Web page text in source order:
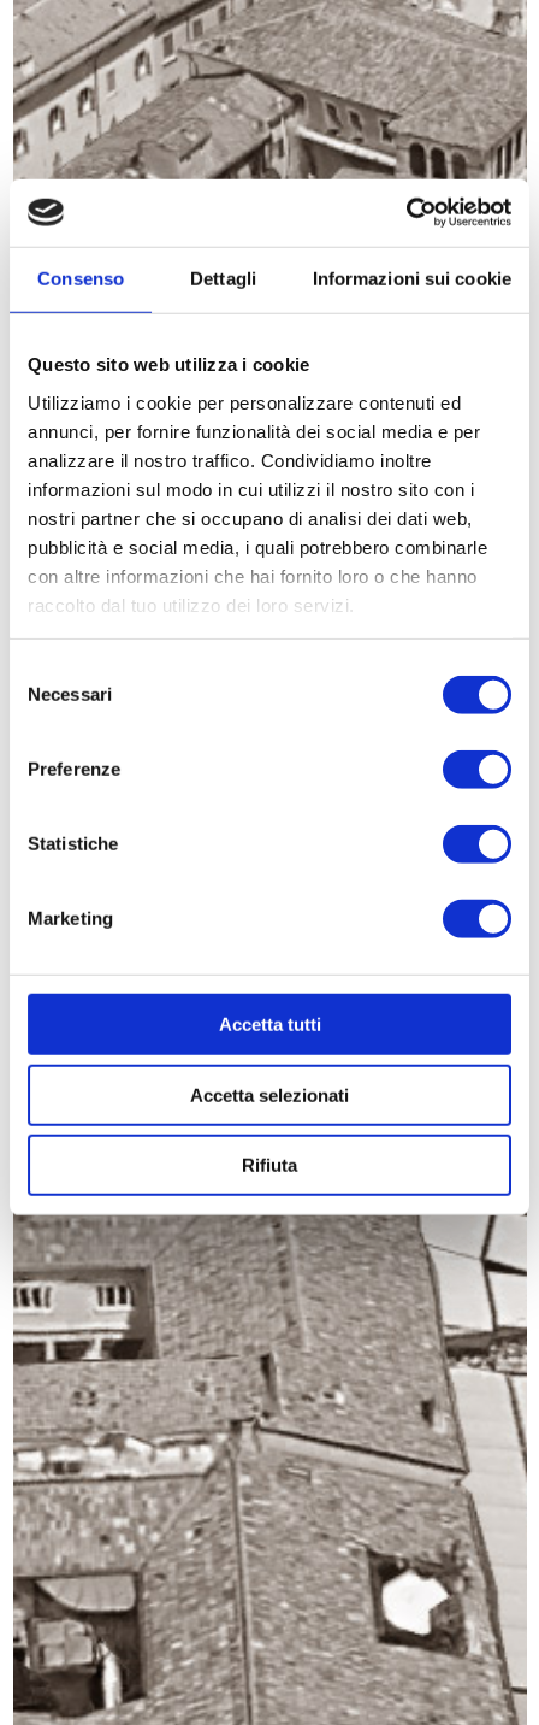
Consenso Dettagli Informazioni sui cookie
Questo sito web utilizza i cookie
Utilizziamo i cookie per personalizzare contenuti ed
annunci, per fornire funzionalità dei social media e per
analizzare il nostro traffico. Condividiamo inoltre
informazioni sul modo in cui utilizzi il nostro sito con i
nostri partner che si occupano di analisi dei dati web,
pubblicità e social media, i quali potrebbero combinarle
con altre informazioni che hai fornito loro o che hanno
raccolto dal tuo utilizzo dei loro servizi.
delNecessari
Preferenze
Statistiche
Marketing
Accetta tutti
Accetta selezionati
Rifiuta
Storia
Camere
News & Offerte
Servizi